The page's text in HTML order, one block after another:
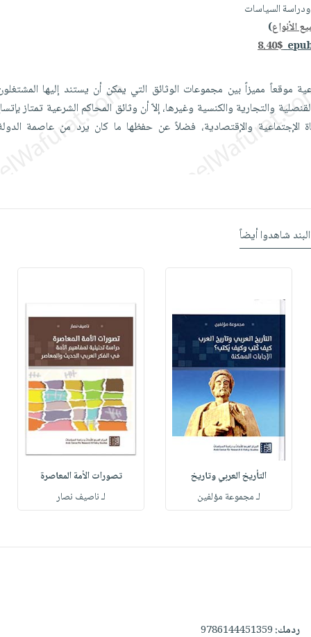
ودراسة السياسات
الأنواع)
8.40$
موقعاً مميزاً بين مجموعات الوثائق التي يمكن أن يستند إليها
القنصلية والتجارية والكنسية وغيرها، إلاّ أن وثائق المحاكم الشرعية تمتاز
الإجتماعية والإقتصادية، فضلاً عن حفظها ما كان يرد من عاصمة
شاهدوا أيضاً
التأريخ العربي وتاريخ
لـ مجموعة مؤلفين
تصورات الأمة المعاصرة
لـ ناصيف نصار
ردمك:9786144451359